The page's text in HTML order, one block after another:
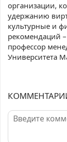
организации,
удержанию
культурные и
рекомендаций
профессор
Университета